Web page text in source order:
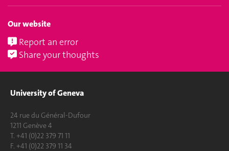
Our website
Report an error
Share your thoughts
University of Geneva
24 rue du Général-Dufour
1211 Genève 4
T. +41 (0)22 379 71 11
F. +41 (0)22 379 11 34